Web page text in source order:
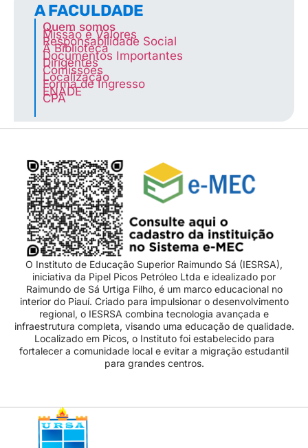
A FACULDADE
Quem somos
Missão e Valores
Responsabilidade Social
A Biblioteca
Documentos Importantes
Dirigentes
Comissões
Localização
Forma de Ingresso
ENADE
CPA
O Instituto de Educação Superior Raimundo Sá (IESRSA),
iniciativa da Pipel Picos Petróleo Ltda e idealizado por
Raimundo de Sá Urtiga Filho, é um marco educacional no
interior do Piauí. Criado para impulsionar o desenvolvimento
regional, o IESRSA combina tecnologia avançada e
infraestrutura completa, visando uma educação de qualidade.
Localizado em Picos, o Instituto foi estabelecido para
fortalecer a comunidade local e evitar a migração estudantil
para grandes centros.